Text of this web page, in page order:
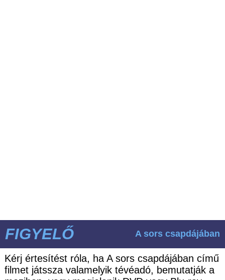
FIGYELŐ A sors csapdájában
Kérj értesítést róla, ha A sors csapdájában című
filmet játssza valamelyik tévéadó, bemutatják a